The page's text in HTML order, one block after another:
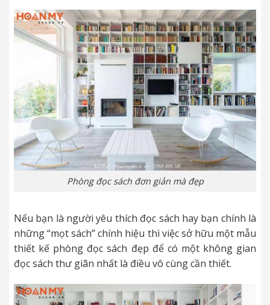
Phòng đọc sách đơn giản mà đẹp
Nếu bạn là người yêu thích đọc sách hay bạn chính là
những “mọt sách” chính hiệu thì việc sở hữu một mẫu
thiết kế phòng đọc sách đẹp để có một không gian
đọc sách thư giãn nhất là điều vô cùng cần thiết.